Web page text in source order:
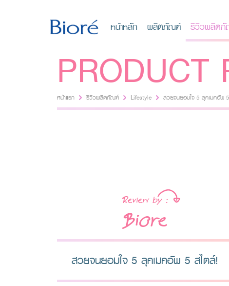
หน้าหลัก ผลิตภัณฑ์ รีวิวผลิต
PRODUCT
หน้าแรก รีวิวผลิตภัณฑ์ Lifestyle สวยจนยอมใจ 5 ลุคเมคอัพ
Review by :
Biore
สวยจนยอมใจ 5 ลุคเมคอัพ 5 สไตล์!